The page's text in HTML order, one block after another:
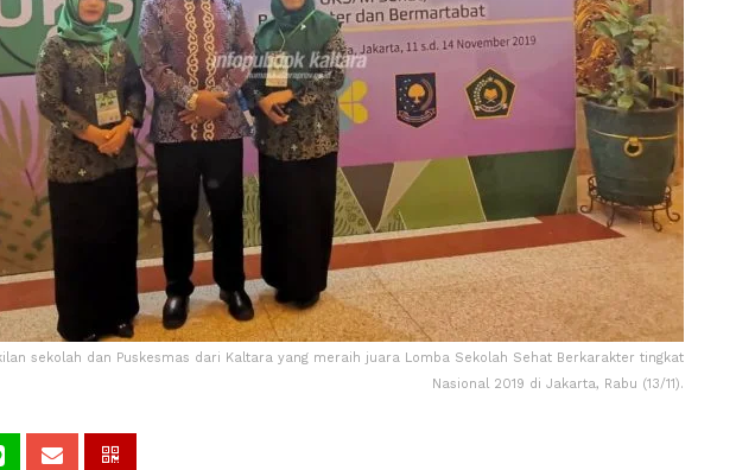
sekolah dan Puskesmas dari Kaltara yang meraih juara Lomba Sekolah Sehat Berkarakter tingkat
Nasional 2019 di Jakarta, Rabu (13/11).